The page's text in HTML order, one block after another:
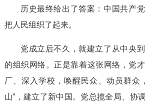
历史最终给出了答案：中国共产
把人民组织了起来。
党成立后不久，就建立了从中央
的组织网络。正是靠着这张网络，党
厂、深入学校，唤醒民众、动员群众
山”，建立了新中国。党总揽全局、协